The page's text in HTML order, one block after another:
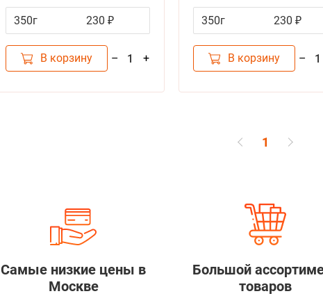
поощрения
350г 230 ₽
В корзину – 1 +
поощрения
350г 230 ₽
В корзину – 1
1
Самые низкие цены в
Москве
Большой
товаров